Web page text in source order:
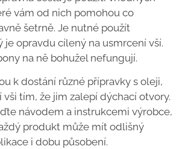
vám od nich pomohou co
šetrně. Je nutné použít
je opravdu cílený na usmrcení vší.
na ně bohužel nefungují.
k dostání různé přípravky s oleji,
vši tím, že jim zalepí dýchací otvory.
návodem a instrukcemi výrobce,
produkt může mít odlišný
i dobu působení.